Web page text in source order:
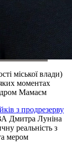
міської влади)
моментах
Мамаєм
з продрезерву
Дмитра Луніна
реальність з
мером